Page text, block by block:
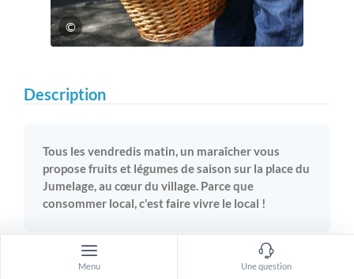
©
Description
Tous les vendredis matin, un maraîcher vous
propose fruits et légumes de saison sur la place du
Jumelage, au cœur du village. Parce que
consommer local, c'est faire vivre le local !
Une épicerie et une boulangerie complètent ce petit
Menu Une question